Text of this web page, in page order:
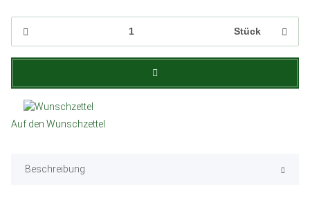
Stück
Auf den Wunschzettel
Beschreibung